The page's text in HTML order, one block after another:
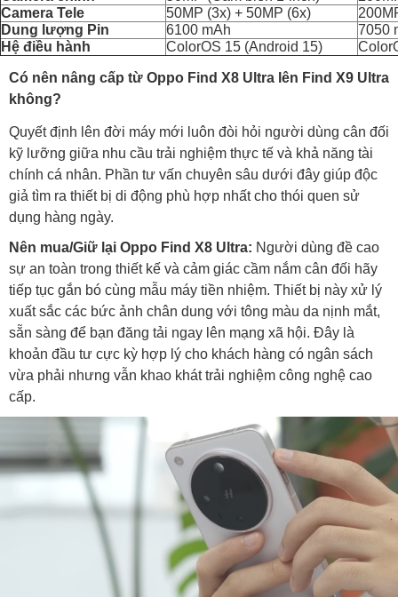
Camera Tele
50MP (3x) + 50MP (6x)
Dung lượng Pin
6100 mAh
7050
Hệ điều hành
ColorOS 15 (Android 15)
Có nên nâng cấp từ Oppo Find X8 Ultra lên Find X9 Ultra
không?
Quyết định lên đời máy mới luôn đòi hỏi người dùng cân đối
kỹ lưỡng giữa nhu cầu trải nghiệm thực tế và khả năng tài
chính cá nhân. Phần tư vấn chuyên sâu dưới đây giúp độc
giả tìm ra thiết bị di động phù hợp nhất cho thói quen sử
dụng hàng ngày.
Nên mua/Giữ lại Oppo Find X8 Ultra: Người dùng đề cao
sự an toàn trong thiết kế và cảm giác cầm nắm cân đối hãy
tiếp tục gắn bó cùng mẫu máy tiền nhiệm. Thiết bị này xử lý
xuất sắc các bức ảnh chân dung với tông màu da nịnh mắt,
sẵn sàng để bạn đăng tải ngay lên mạng xã hội. Đây là
khoản đầu tư cực kỳ hợp lý cho khách hàng có ngân sách
vừa phải nhưng vẫn khao khát trải nghiệm công nghệ cao
cấp.